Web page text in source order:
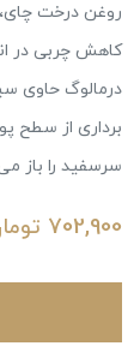
روغن درخت
کاهش چربی در
درمالوگ حاوی
برداری از سطح
سرسفید را باز
702,900